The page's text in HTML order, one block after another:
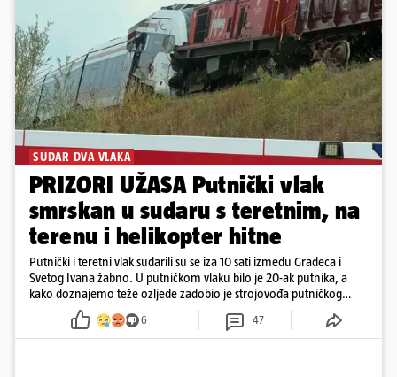
SUDAR DVA VLAKA
PRIZORI UŽASA Putnički vlak
smrskan u sudaru s teretnim, na
terenu i helikopter hitne
Putnički i teretni vlak sudarili su se iza 10 sati između Gradeca i
Svetog Ivana žabno. U putničkom vlaku bilo je 20-ak putnika, a
kako doznajemo teže ozljede zadobio je strojovođa putničkog
vlaka. Zatvoren je promet, a fotoreporteri Prigorskog objavili su
prve snimke s mjesta sudara
6 47